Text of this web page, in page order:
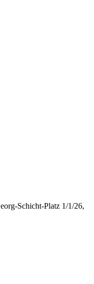
Schicht-Platz 1/1/26,